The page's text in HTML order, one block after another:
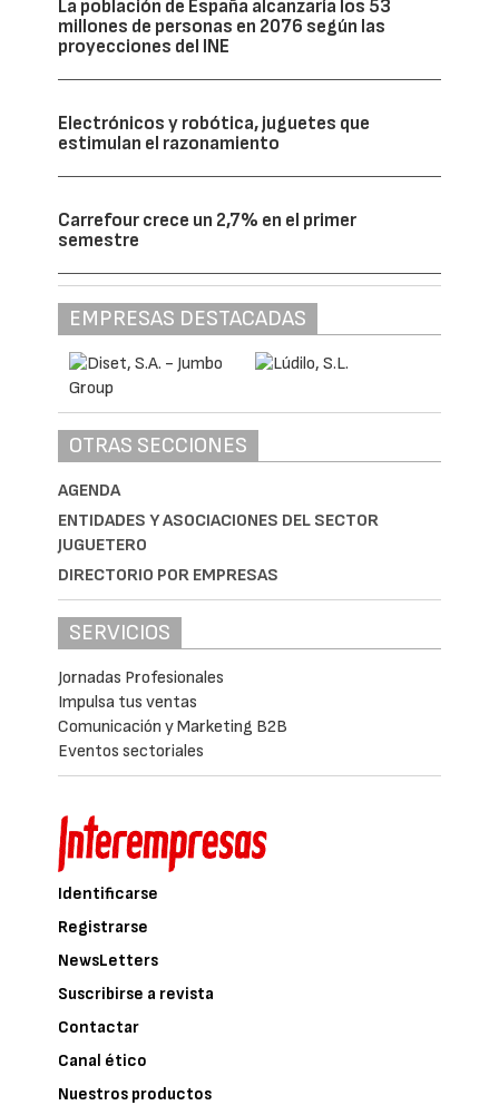
La población de España alcanzaría los 53
millones de personas en 2076 según las
proyecciones del INE
Electrónicos y robótica, juguetes que
estimulan el razonamiento
Carrefour crece un 2,7% en el primer
semestre
EMPRESAS DESTACADAS
OTRAS SECCIONES
AGENDA
ENTIDADES Y ASOCIACIONES DEL SECTOR
JUGUETERO
DIRECTORIO POR EMPRESAS
SERVICIOS
Jornadas Profesionales
Impulsa tus ventas
Comunicación y Marketing B2B
Eventos sectoriales
Identificarse
Registrarse
NewsLetters
Suscribirse a revista
Contactar
Canal ético
Nuestros productos